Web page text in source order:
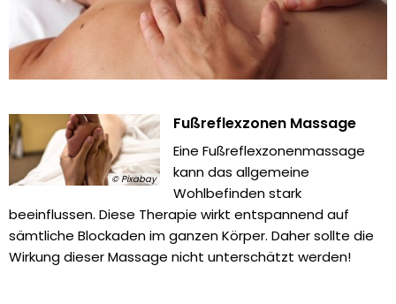
© Pixabay
Fußreflexzonen Massage
Eine Fußreflexzonenmassage
kann das allgemeine
Wohlbefinden stark
beeinflussen. Diese Therapie wirkt entspannend auf
sämtliche Blockaden im ganzen Körper. Daher sollte die
Wirkung dieser Massage nicht unterschätzt werden!